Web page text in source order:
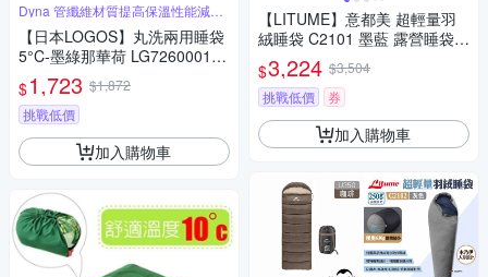
Dyna 管纖維材質提高保溫性能減輕
重量
【日本LOGOS】丸洗兩用睡袋
5°C-墨綠那華荷 LG72600012
悠遊戶外
$1,723 $1,872
挑戰低價
加入購物車
【LITUME】意都美 超輕量羽
絨睡袋 C2101 墨藍 露營睡袋
保暖輕量 可機洗 登山 露營 悠
遊戶外
$3,224 $3,504
挑戰低價
券
加入購物車